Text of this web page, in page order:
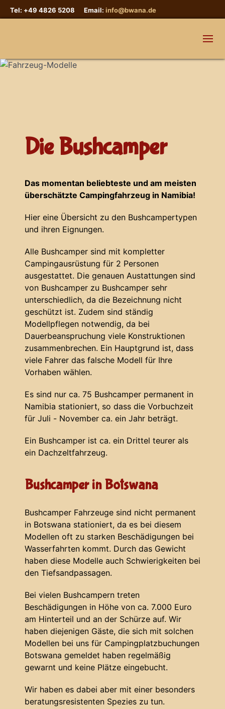
Tel: +49 4826 5208 Email: info@bwana.de
Die Bushcamper
Das momentan beliebteste und am meisten
überschätzte Campingfahrzeug in Namibia!
Hier eine Übersicht zu den Bushcampertypen
und ihren Eignungen.
Alle Bushcamper sind mit kompletter
Campingausrüstung für 2 Personen
ausgestattet. Die genauen Austattungen sind
von Bushcamper zu Bushcamper sehr
unterschiedlich, da die Bezeichnung nicht
geschützt ist. Zudem sind ständig
Modellpflegen notwendig, da bei
Dauerbeanspruchung viele Konstruktionen
zusammenbrechen. Ein Hauptgrund ist, dass
viele Fahrer das falsche Modell für Ihre
Vorhaben wählen.
Es sind nur ca. 75 Bushcamper permanent in
Namibia stationiert, so dass die Vorbuchzeit
für Juli - November ca. ein Jahr beträgt.
Ein Bushcamper ist ca. ein Drittel teurer als
ein Dachzeltfahrzeug.
Bushcamper in Botswana
Bushcamper Fahrzeuge sind nicht permanent
in Botswana stationiert, da es bei diesem
Modellen oft zu starken Beschädigungen bei
Wasserfahrten kommt. Durch das Gewicht
haben diese Modelle auch Schwierigkeiten bei
den Tiefsandpassagen.
Bei vielen Bushcampern treten
Beschädigungen in Höhe von ca. 7.000 Euro
am Hinterteil und an der Schürze auf. Wir
haben diejenigen Gäste, die sich mit solchen
Modellen bei uns für Campingplatzbuchungen
Botswana gemeldet haben regelmäßig
gewarnt und keine Plätze eingebucht.
Wir haben es dabei aber mit einer besonders
beratungsresistenten Spezies zu tun.